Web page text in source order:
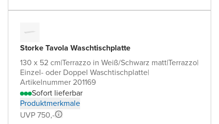
Storke Tavola Waschtischplatte
130 x 52 cm|Terrazzo in Weiß/Schwarz matt|Terrazzo|
Einzel- oder Doppel Waschtischplatte|
Artikelnummer 201169
Sofort lieferbar
Produktmerkmale
UVP 750,-